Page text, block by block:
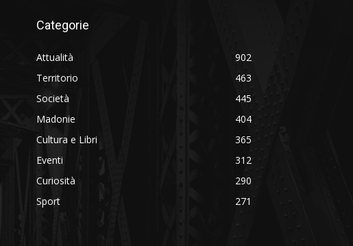
Categorie
Attualità
902
Territorio
463
Società
445
Madonie
404
Cultura e Libri
365
Eventi
312
Curiosità
290
Sport
271